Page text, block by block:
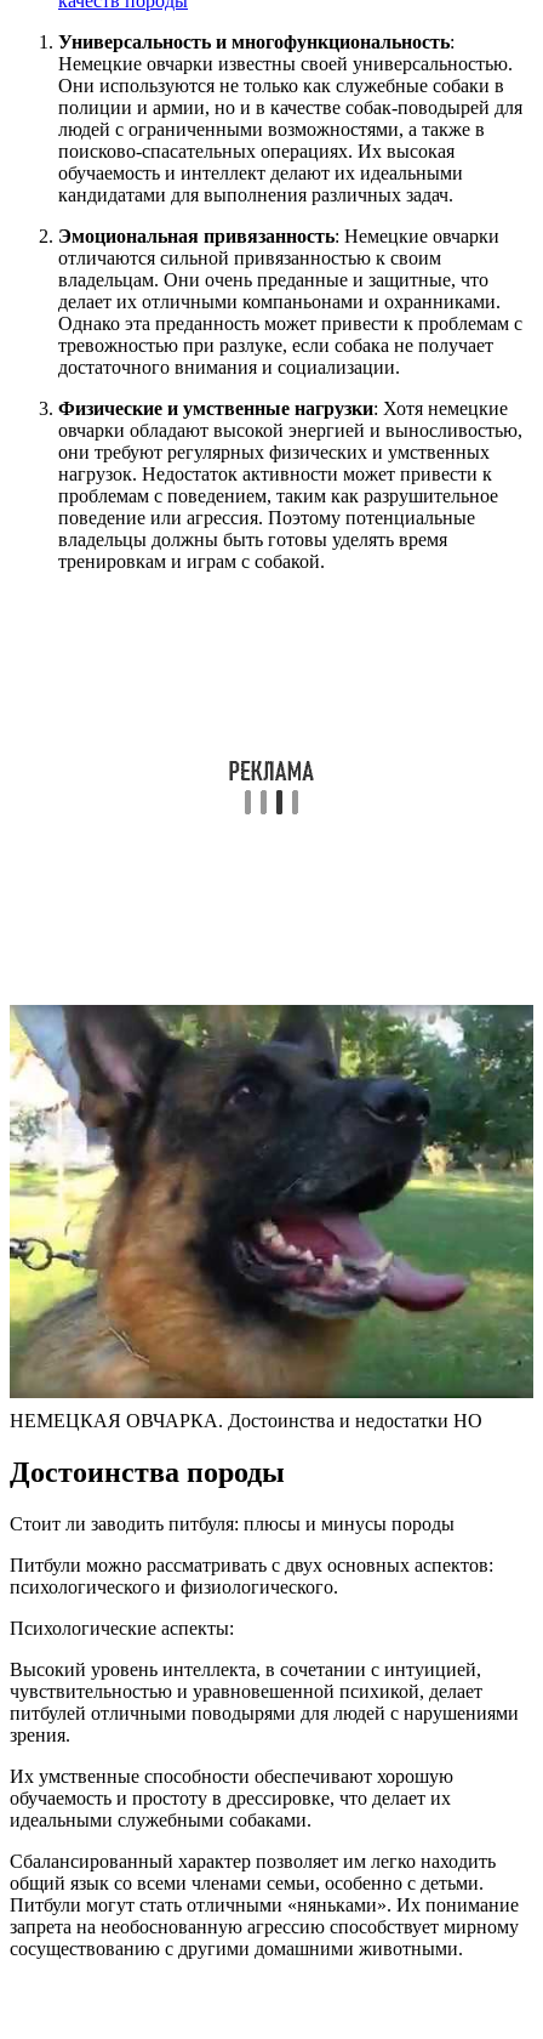
Универсальность и многофункциональность:
Немецкие овчарки известны своей универсальностью.
Они используются не только как служебные собаки в
полиции и армии, но и в качестве собак-поводырей для
людей с ограниченными возможностями, а также в
поисково-спасательных операциях. Их высокая
обучаемость и интеллект делают их идеальными
кандидатами для выполнения различных задач.
Эмоциональная привязанность: Немецкие овчарки
отличаются сильной привязанностью к своим
владельцам. Они очень преданные и защитные, что
делает их отличными компаньонами и охранниками.
Однако эта преданность может привести к проблемам с
тревожностью при разлуке, если собака не получает
достаточного внимания и социализации.
Физические и умственные нагрузки: Хотя немецкие
овчарки обладают высокой энергией и выносливостью,
они требуют регулярных физических и умственных
нагрузок. Недостаток активности может привести к
проблемам с поведением, таким как разрушительное
поведение или агрессия. Поэтому потенциальные
владельцы должны быть готовы уделять время
тренировкам и играм с собакой.
НЕМЕЦКАЯ ОВЧАРКА. Достоинства и недостатки НО
Достоинства породы
Стоит ли заводить питбуля: плюсы и минусы породы
Питбули можно рассматривать с двух основных аспектов:
психологического и физиологического.
Психологические аспекты:
Высокий уровень интеллекта, в сочетании с интуицией,
чувствительностью и уравновешенной психикой, делает
питбулей отличными поводырями для людей с нарушениями
зрения.
Их умственные способности обеспечивают хорошую
обучаемость и простоту в дрессировке, что делает их
идеальными служебными собаками.
Сбалансированный характер позволяет им легко находить
общий язык со всеми членами семьи, особенно с детьми.
Питбули могут стать отличными «няньками». Их понимание
запрета на необоснованную агрессию способствует мирному
сосуществованию с другими домашними животными.